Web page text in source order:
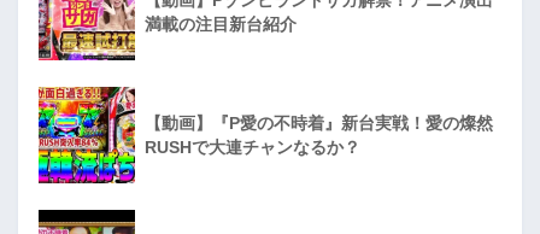
満載の注目新台紹介
【動画】『P愛の不時着』新台実戦！愛の燦然
RUSHで大連チャンなるか？